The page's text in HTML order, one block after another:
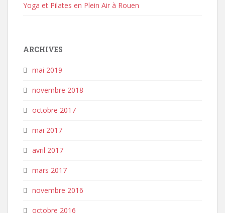
Yoga et Pilates en Plein Air à Rouen
ARCHIVES
mai 2019
novembre 2018
octobre 2017
mai 2017
avril 2017
mars 2017
novembre 2016
octobre 2016